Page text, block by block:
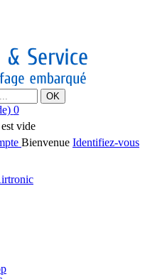
OK
0
vide
Bienvenue Identifiez-vous